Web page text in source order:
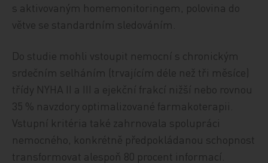
s aktivovaným homemonitoringem, polovina do
větve se standardním sledováním.
Do studie mohli vstoupit nemocní s chronickým
srdečním selháním (trvajícím déle než tři měsíce)
třídy NYHA II a III a ejekční frakcí nižší nebo rovnou
35 % navzdory optimalizované farmakoterapii.
Vstupní kritéria také zahrnovala spolupráci
nemocného, konkrétně předpokládanou schopnost
transformovat alespoň 80 procent informací.